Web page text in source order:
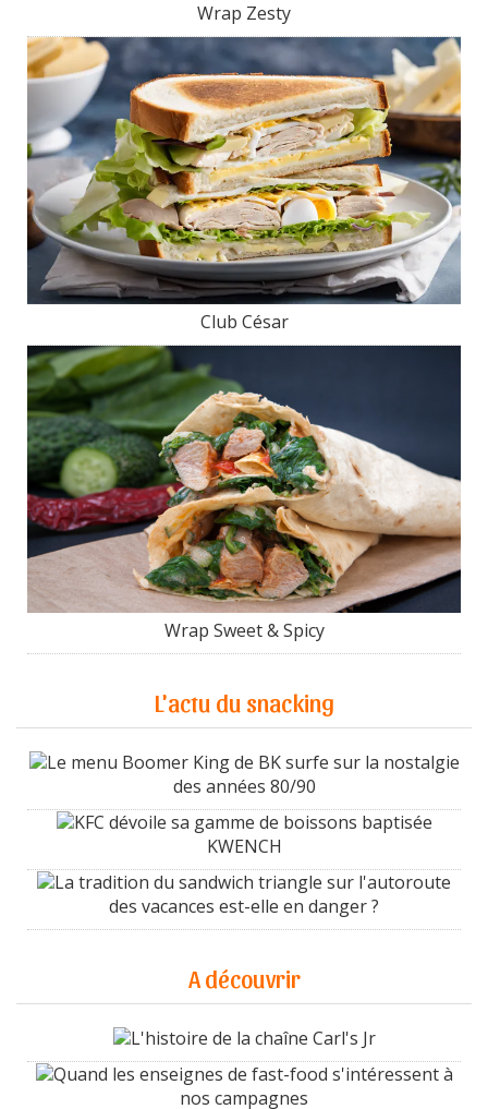
Wrap Zesty
Club César
Wrap Sweet & Spicy
L'actu du snacking
Le menu Boomer King de BK surfe sur la nostalgie
des années 80/90
KFC dévoile sa gamme de boissons baptisée
KWENCH
La tradition du sandwich triangle sur l'autoroute
des vacances est-elle en danger ?
A découvrir
L'histoire de la chaîne Carl's Jr
Quand les enseignes de fast-food s'intéressent à
nos campagnes